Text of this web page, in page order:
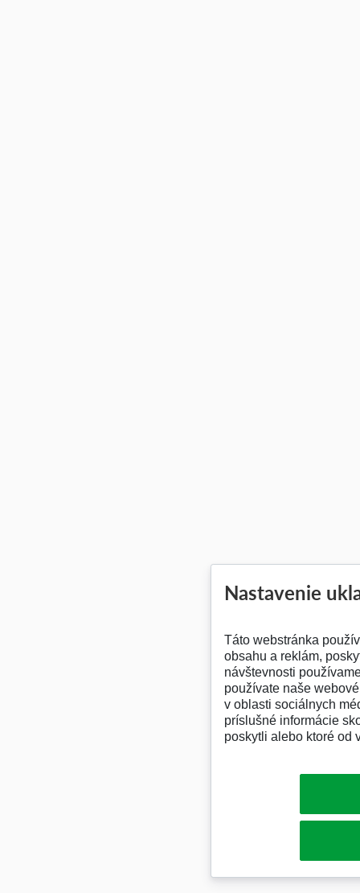
Nastavenie
Táto webstránka
obsahu a reklám,
návštevnosti
používate naše
v oblasti sociálnych
príslušné informácie
poskytli alebo ktoré od